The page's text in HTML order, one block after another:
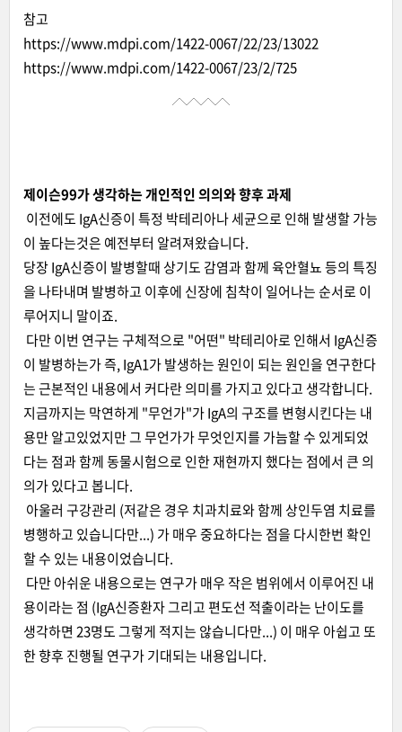
참고
https://www.mdpi.com/1422-0067/22/23/13022
https://www.mdpi.com/1422-0067/23/2/725
제이슨99가 생각하는 개인적인 의의와 향후 과제
이전에도 IgA신증이 특정 박테리아나 세균으로 인해 발생할 가능
이 높다는것은 예전부터 알려져왔습니다.
당장 IgA신증이 발병할때 상기도 감염과 함께 육안혈뇨 등의 특징
을 나타내며 발병하고 이후에 신장에 침착이 일어나는 순서로 이
루어지니 말이죠.
다만 이번 연구는 구체적으로 "어떤" 박테리아로 인해서 IgA신증
이 발병하는가 즉, IgA1가 발생하는 원인이 되는 원인을 연구한다
는 근본적인 내용에서 커다란 의미를 가지고 있다고 생각합니다.
지금까지는 막연하게 "무언가"가 IgA의 구조를 변형시킨다는 내
용만 알고있었지만 그 무언가가 무엇인지를 가늠할 수 있게되었
다는 점과 함께 동물시험으로 인한 재현까지 했다는 점에서 큰 의
의가 있다고 봅니다.
아울러 구강관리 (저같은 경우 치과치료와 함께 상인두염 치료를
병행하고 있습니다만...) 가 매우 중요하다는 점을 다시한번 확인
할 수 있는 내용이었습니다.
다만 아쉬운 내용으로는 연구가 매우 작은 범위에서 이루어진 내
용이라는 점 (IgA신증환자 그리고 편도선 적출이라는 난이도를
생각하면 23명도 그렇게 적지는 않습니다만...) 이 매우 아쉽고 또
한 향후 진행될 연구가 기대되는 내용입니다.